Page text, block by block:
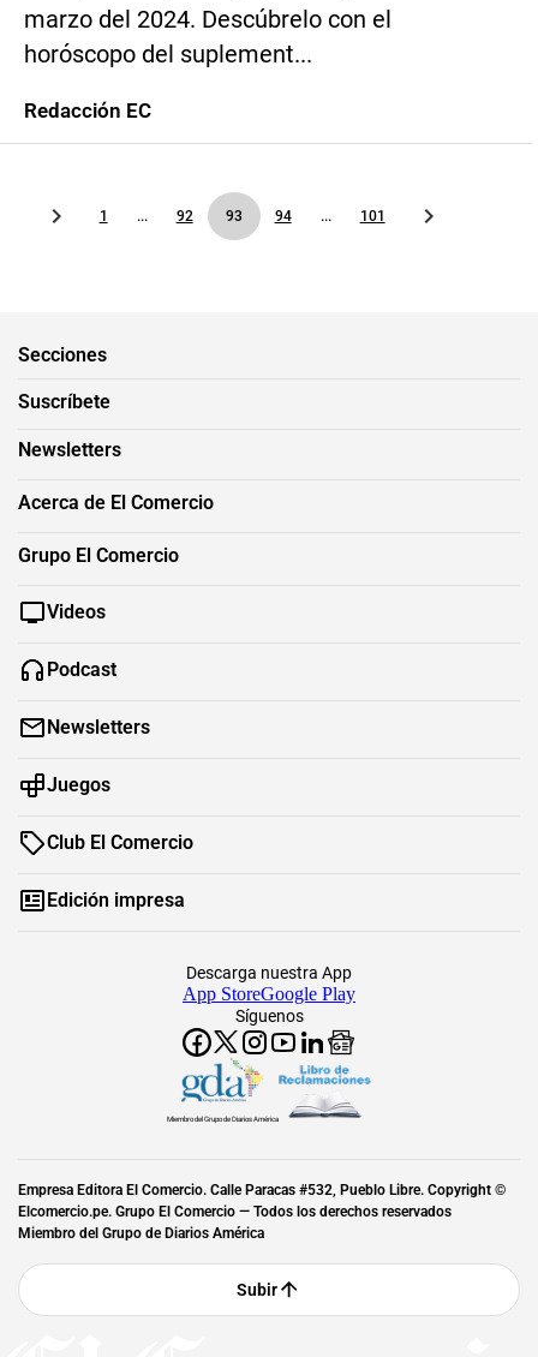
marzo del 2024. Descúbrelo con el
horóscopo del suplement...
Redacción EC
1 ... 92 93 94 ... 101
Secciones
Suscríbete
Newsletters
Acerca de El Comercio
Grupo El Comercio
Videos
Podcast
Newsletters
Juegos
Club El Comercio
Edición impresa
Síguenos
Descarga nuestra App
App StoreGoogle Play
Miembro del Grupo de Diarios América
Empresa Editora El Comercio. Calle Paracas #532, Pueblo Libre. Copyright ©
Elcomercio.pe. Grupo El Comercio — Todos los derechos reservados
Miembro del Grupo de Diarios América
Subir